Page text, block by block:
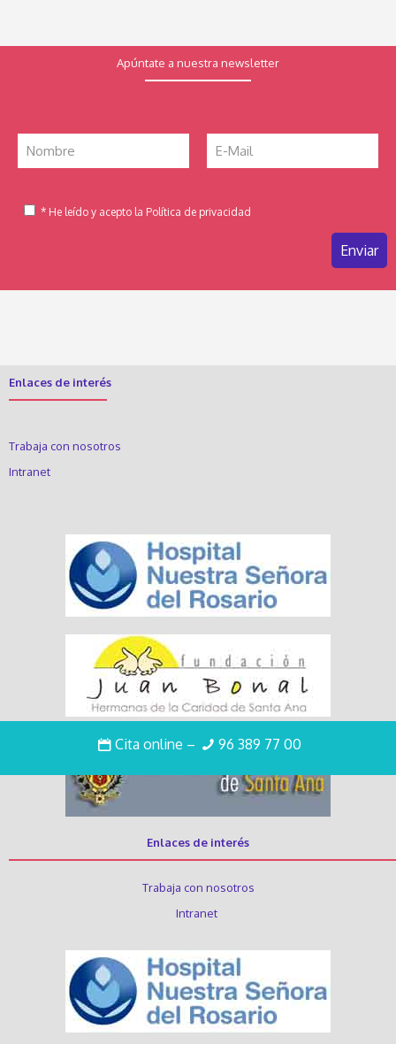
Cita online – 96 389 77 00
Apúntate a nuestra newsletter
* He leído y acepto la Política de privacidad
Enlaces de interés
Trabaja con nosotros
Intranet
Enlaces de interés
Trabaja con nosotros
Intranet